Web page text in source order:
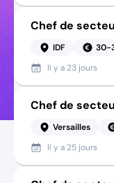
Chef de
IDF
30-
Il y a 23 jours
Chef de
Versailles
Il y a 25 jours